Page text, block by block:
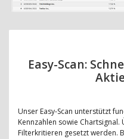
Easy-Scan:
Unser Easy-Scan unterstützt
Kennzahlen sowie
Filterkritieren gesetzt werden.